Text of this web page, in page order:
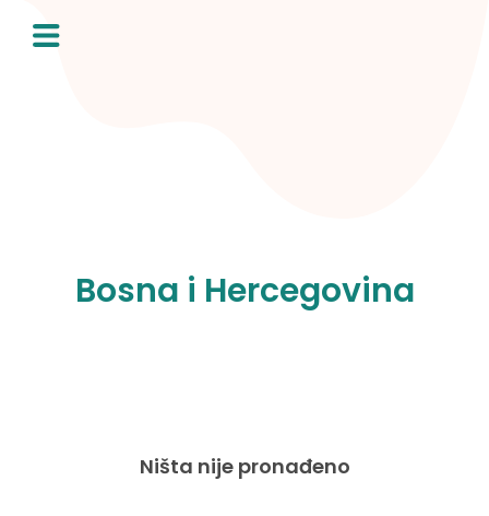
content
Bosna i Hercegovina
Ništa nije pronađeno